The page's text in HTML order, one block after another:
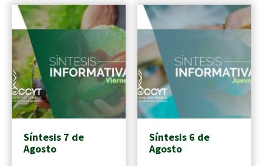
Síntesis 7 de
Agosto
Síntesis 6 de
Agosto